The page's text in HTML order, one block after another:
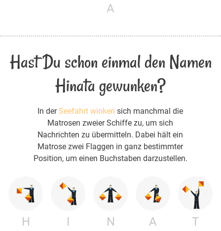
A
Hast Du schon einmal den Namen
Hinata gewunken?
In derSeefahrt winken sich manchmal die
Matrosen zweier Schiffe zu, um sich
Nachrichten zu übermitteln. Dabei hält ein
Matrose zwei Flaggen in ganz bestimmter
Position, um einen Buchstaben darzustellen.
H I N A T